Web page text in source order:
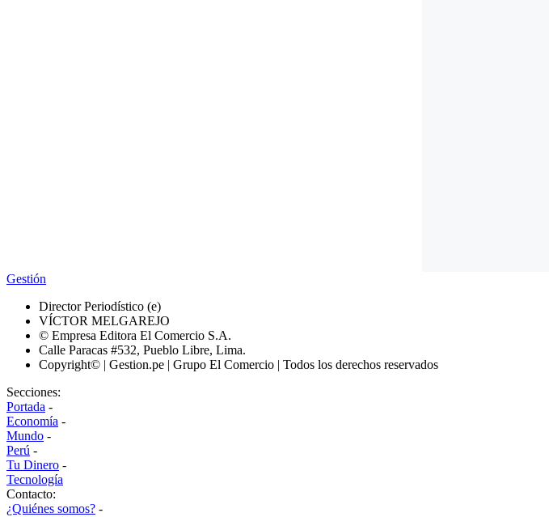
Gestión
Director Periodístico (e)
VÍCTOR MELGAREJO
© Empresa Editora El Comercio S.A.
Calle Paracas #532, Pueblo Libre, Lima.
Copyright© | Gestion.pe | Grupo El Comercio | Todos los derechos reservados
Secciones:
Portada -
Economía -
Mundo -
Perú -
Tu Dinero -
Tecnología
Contacto:
¿Quiénes somos? -